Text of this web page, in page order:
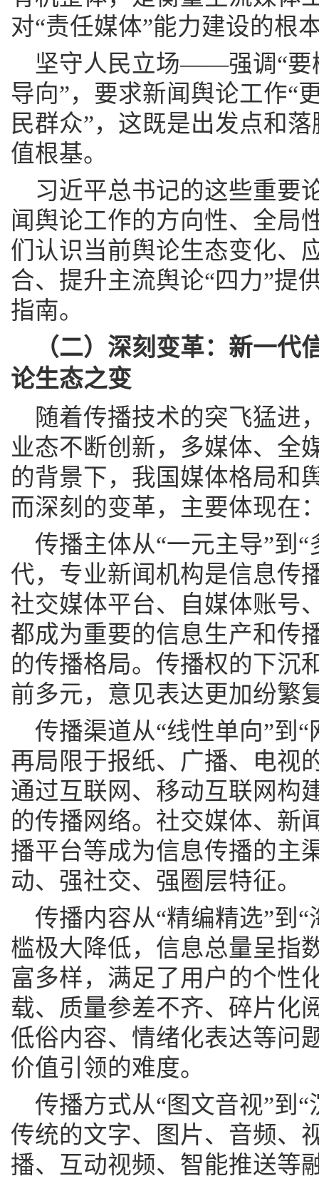
对“责任媒体”能力建设的根
坚守人民立场——强调“要
导向”，要求新闻舆论工作“
民群众”，这既是出发点和
值根基。
习近平总书记的这些重要
闻舆论工作的方向性、全局
们认识当前舆论生态变化、
合、提升主流舆论“四力”提
指南。
（二）深刻变革：新一
论生态之变
随着传播技术的突飞猛进
业态不断创新，多媒体、全
的背景下，我国媒体格局和
而深刻的变革，主要体现在
传播主体从“一元主导”
代，专业新闻机构是信息传
社交媒体平台、自媒体账号
都成为重要的信息生产和传
的传播格局。传播权的下沉
前多元，意见表达更加纷繁
传播渠道从“线性单向”
再局限于报纸、广播、电视
通过互联网、移动互联网构
的传播网络。社交媒体、新
播平台等成为信息传播的主
动、强社交、强圈层特征。
传播内容从“精编精选”
槛极大降低，信息总量呈指
富多样，满足了用户的个性
载、质量参差不齐、碎片化
低俗内容、情绪化表达等问
价值引领的难度。
传播方式从“图文音视”
传统的文字、图片、音频、
播、互动视频、智能推送等